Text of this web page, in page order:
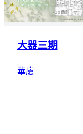
大器三期
華廈